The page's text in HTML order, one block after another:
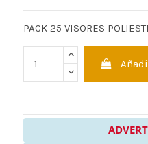
PACK 25 VISORES